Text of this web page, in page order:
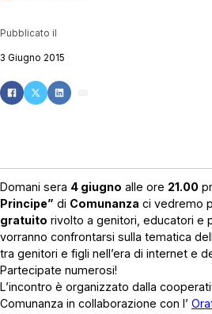
Pubblicato il
3 Giugno 2015
Domani sera 4 giugno alle ore 21.00
Principe” di Comunanza ci vedremo
gratuito rivolto a genitori, educatori e
vorranno confrontarsi sulla tematica
tra genitori e figli nell’era di internet e
Partecipate numerosi!
L’incontro è organizzato dalla
Comunanza in collaborazione con l’